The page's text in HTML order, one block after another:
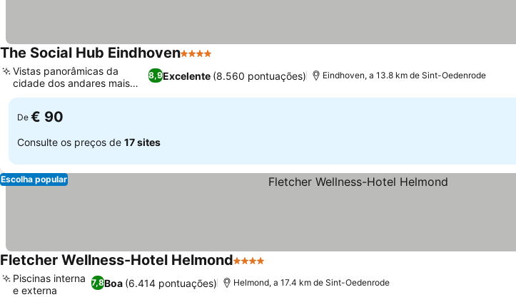
The Social Hub Eindhoven4 Estrelas
8,9Excelente (8.560 pontuações)
Vistas panorâmicas da
cidade dos andares mais
altos
Eindhoven, a 13.8 km de Sint-Oedenrode
De € 90
Consulte os preços de 17 sites
Escolha popular
Fletcher Wellness-Hotel Helmond4 Estrelas
7,8Boa (6.414 pontuações)
Piscinas interna
e externa
Helmond, a 17.4 km de Sint-Oedenrode